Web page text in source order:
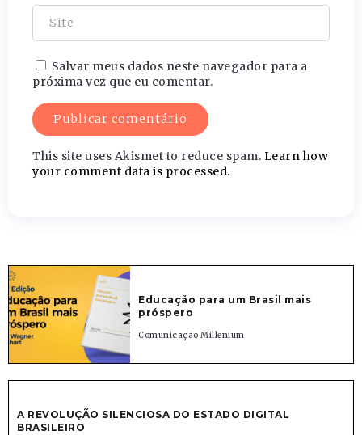
Salvar meus dados neste navegador para a
próxima vez que eu comentar.
This site uses Akismet to reduce spam. Learn how
your comment data is processed.
Educação para um Brasil mais
próspero
Comunicação Millenium
A REVOLUÇÃO SILENCIOSA DO ESTADO DIGITAL
BRASILEIRO